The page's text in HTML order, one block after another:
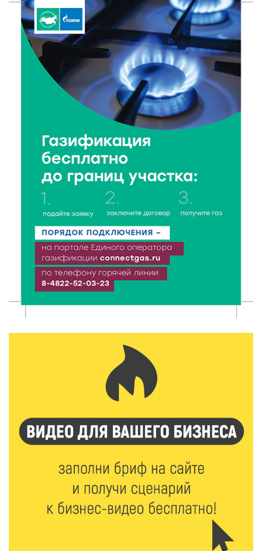
«Сказки леса» в Кимрах: новая выставка
раскрывает красоту заповедных уголков России
7 Авг 2026 10:02 92
День физкультурника в Тверской области: где и
какие спортивные события пройдут в выходные
159
“Посольство Дружбы” стартовало в Твери:
школьники из Твери и Палестины объединились
ради диалога культур
7 Авг 2026 09:02 152
От зарядки до ПДД: как в Твери детям прививают
здоровый образ жизни и навыки дорожной
безопасности
6 Авг 2026 23:07 384
От ливней к ясным дням: как изменится погода в
В Твери прошла акция «Светлячок»: как сделать
ребенка видимым для водителей в любую погоду
325
перевозки детей в машине
Триумф на воде: Тверская область взяла 13 медалей
и командный зачёт первенства России по гребле